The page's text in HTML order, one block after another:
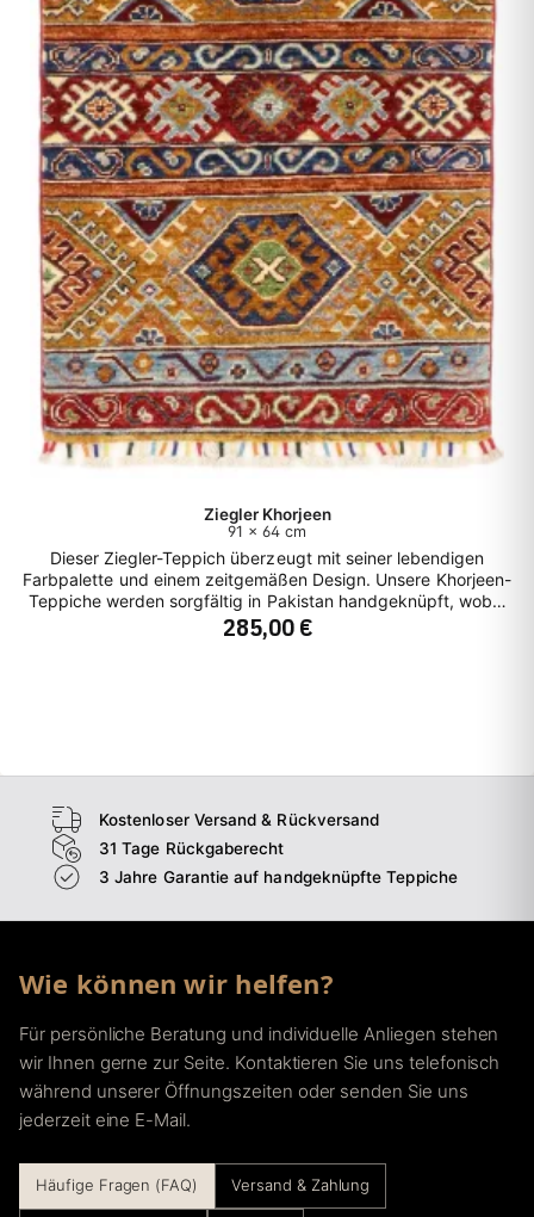
Ziegler Khorjeen
91 x 64 cm
Dieser Ziegler-Teppich überzeugt mit seiner lebendigen
Farbpalette und einem zeitgemäßen Design. Unsere Khorjeen-
Teppiche werden sorgfältig in Pakistan handgeknüpft, wobei
die reinen Naturfarben und die erstklassige Schafswolle aus
Afghanistan stammen. Die verspielten Muster, insbesondere
285,00 €
Kostenloser Versand & Rückversand
31 Tage Rückgaberecht
3 Jahre Garantie auf handgeknüpfte Teppiche
Wie können wir helfen?
Für persönliche Beratung und individuelle Anliegen stehen
wir Ihnen gerne zur Seite. Kontaktieren Sie uns telefonisch
während unserer Öffnungszeiten oder senden Sie uns
jederzeit eine E-Mail.
Häufige Fragen (FAQ) Versand & Zahlung